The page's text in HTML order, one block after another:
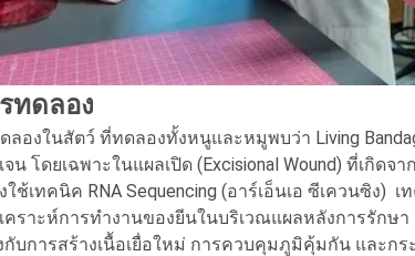
ทดลอง
ลองในสัตว์ ที่ทดลองทั้งหนูและหมูพบว่า Living
จน โดยเฉพาะในแผลเปิด (Excisional Wound) ที่เกิดจ
ใช้เทคนิค RNA Sequencing (อาร์เอ็นเอ ซีเควนซิง)
คราะห์การทำงานของยีนในบริเวณแผลหลังการรักษ
กับการสร้างเนื้อเยื่อใหม่ การควบคุมภูมิคุ้มกัน และก